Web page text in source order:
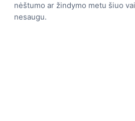
nėštumo ar žindymo metu šiuo
nesaugu.